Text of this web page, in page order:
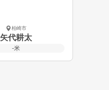
柏崎市
矢代耕太
-米